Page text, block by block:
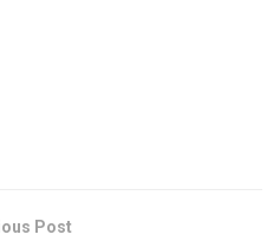
Post